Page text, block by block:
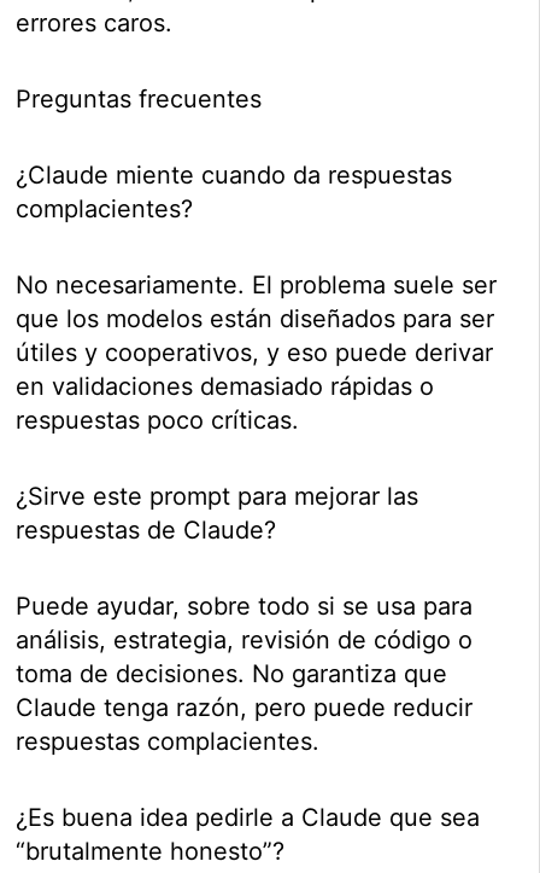
errores caros.
Preguntas frecuentes
¿Claude miente cuando da respuestas
complacientes?
No necesariamente. El problema suele ser
que los modelos están diseñados para ser
útiles y cooperativos, y eso puede derivar
en validaciones demasiado rápidas o
respuestas poco críticas.
¿Sirve este prompt para mejorar las
respuestas de Claude?
Puede ayudar, sobre todo si se usa para
análisis, estrategia, revisión de código o
toma de decisiones. No garantiza que
Claude tenga razón, pero puede reducir
respuestas complacientes.
¿Es buena idea pedirle a Claude que sea
“brutalmente honesto”?